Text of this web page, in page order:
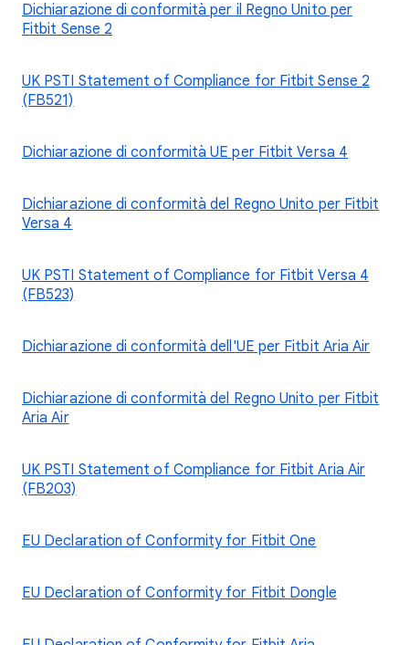
Dichiarazione di conformità per il Regno Unito per
Fitbit Sense 2
UK PSTI Statement of Compliance for Fitbit Sense 2
(FB521)
Dichiarazione di conformità UE per Fitbit Versa 4
Dichiarazione di conformità del Regno Unito per Fitbit
Versa 4
UK PSTI Statement of Compliance for Fitbit Versa 4
(FB523)
Dichiarazione di conformità dell'UE per Fitbit Aria Air
Dichiarazione di conformità del Regno Unito per Fitbit
Aria Air
UK PSTI Statement of Compliance for Fitbit Aria Air
(FB203)
EU Declaration of Conformity for Fitbit One
EU Declaration of Conformity for Fitbit Dongle